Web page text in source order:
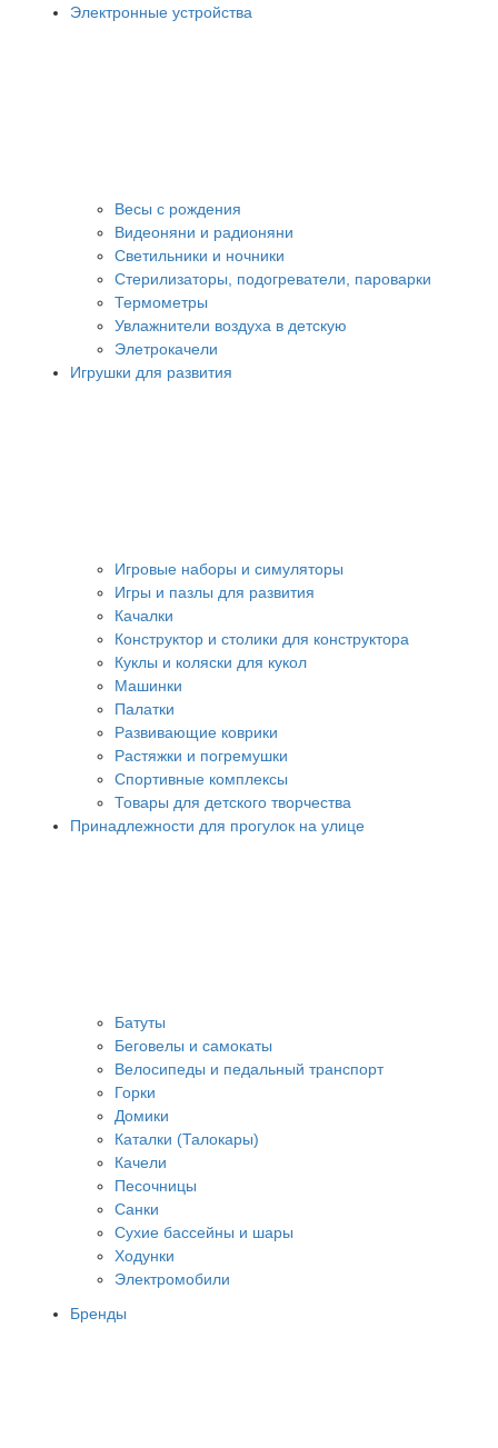
Электронные устройства
Весы с рождения
Видеоняни и радионяни
Светильники и ночники
Стерилизаторы, подогреватели, пароварки
Термометры
Увлажнители воздуха в детскую
Элетрокачели
Игрушки для развития
Игровые наборы и симуляторы
Игры и пазлы для развития
Качалки
Конструктор и столики для конструктора
Куклы и коляски для кукол
Машинки
Палатки
Развивающие коврики
Растяжки и погремушки
Спортивные комплексы
Товары для детского творчества
Принадлежности для прогулок на улице
Батуты
Беговелы и самокаты
Велосипеды и педальный транспорт
Горки
Домики
Каталки (Талокары)
Качели
Песочницы
Санки
Сухие бассейны и шары
Ходунки
Электромобили
Бренды